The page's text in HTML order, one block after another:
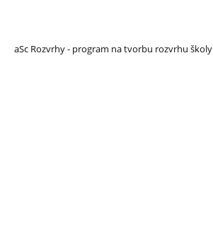
aSc Rozvrhy - program na tvorbu rozvrhu školy